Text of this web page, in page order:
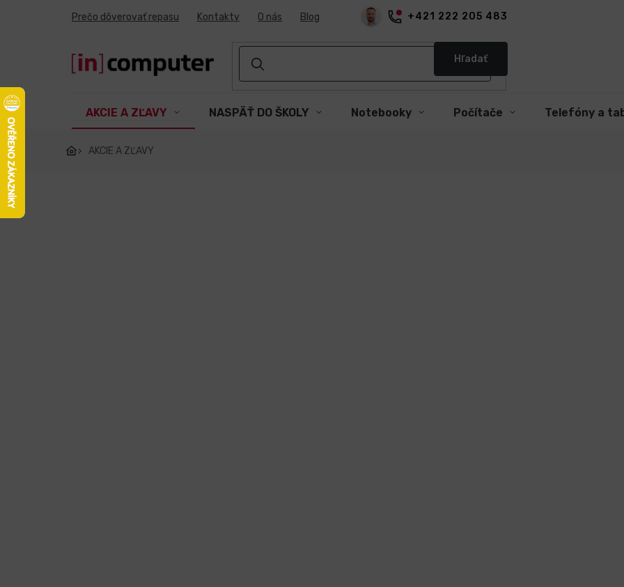
+421 222 205 483
Prečo dôverovať repasu Kontakty O nás Blog
Hľadať
AKCIE A ZĽAVY NASPÄŤ DO ŠKOLY Notebooky Počítače Telefóny a
AKCIE A ZĽAVY